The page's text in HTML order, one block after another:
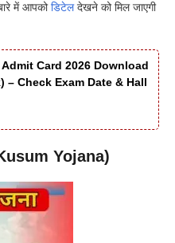
में आपकोडिटेलदेखने को मिल जाएगी
Admit Card 2026 Download
– Check Exam Date & Hall
Yojana)